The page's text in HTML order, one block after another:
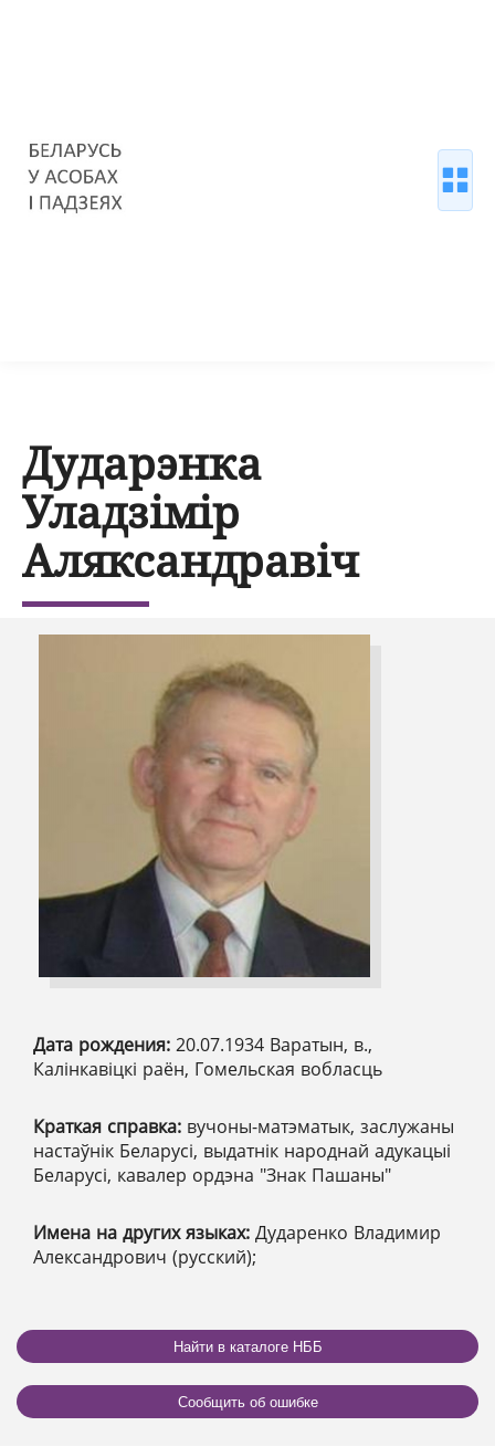
Дударэнка
Уладзімір
Аляксандравіч
Дата рождения: 20.07.1934 Варатын, в.,
Калінкавіцкі раён, Гомельская вобласць
Краткая справка: вучоны-матэматык, заслужаны
настаўнік Беларусі, выдатнік народнай адукацыі
Беларусі, кавалер ордэна "Знак Пашаны"
Имена на других языках: Дударенко Владимир
Александрович (русский);
Найти в каталоге НББ
Сообщить об ошибке